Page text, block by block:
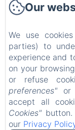
Our
We use
parties) to
experience and
on your
or refuse
preferences" or
accept all
Cookies"
our Privacy